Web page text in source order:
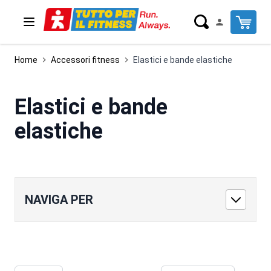
Salta al contenuto
Cart
Home Accessori fitness Elastici e bande elastiche
Elastici e bande
elastiche
NAVIGA PER